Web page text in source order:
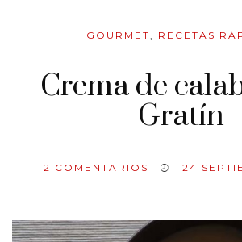
GOURMET, RECETAS
Crema de
Gratín
2 COMENTARIOS 24